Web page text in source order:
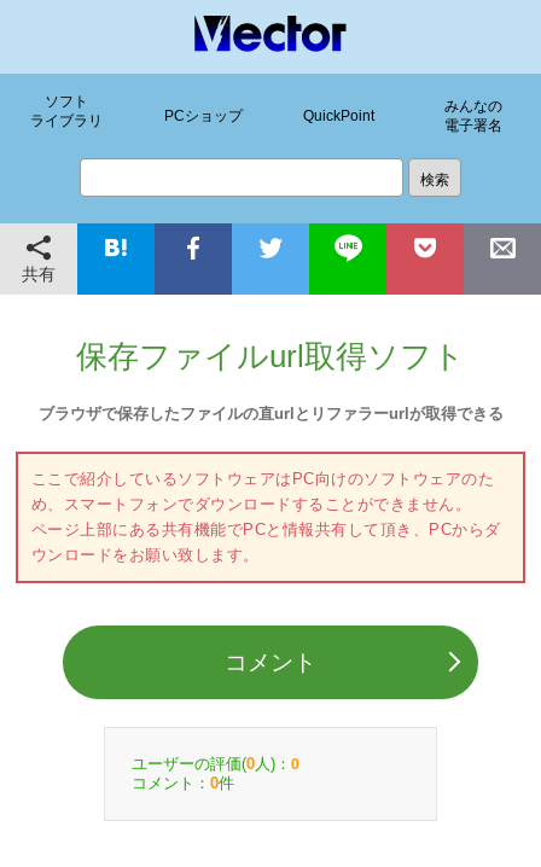
ソフト
ライブラリ
PCショップ QuickPoint
みんなの
電子署名
共有
保存ファイルurl取得ソフト
ブラウザで保存したファイルの直urlとリファラーurlが取得できる
ここで紹介しているソフトウェアはPC向けのソフトウェアのた
め、スマートフォンでダウンロードすることができません。
ページ上部にある共有機能でPCと情報共有して頂き、PCからダ
ウンロードをお願い致します。
コメント
ユーザーの評価(0 人)： 0
コメント： 0件